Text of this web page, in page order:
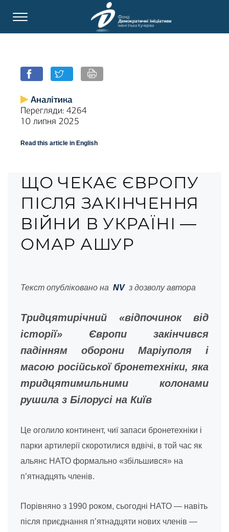
Аналітика
Перегляди: 4264
10 липня 2025
Read this article in English
ЩО ЧЕКАЄ ЄВРОПУ
ПІСЛЯ ЗАКІНЧЕННЯ
ВІЙНИ В УКРАЇНІ —
ОМАР АШУР
Текст опубліковано на NV з дозволу автора
Тридцятирічний «відпочинок від
історії» Європи закінчився
падінням оборони Маріуполя і
масою російської бронетехніки, яка
тридцятимильними колонами
рушила з Білорусі на Київ
Це оголило континент, чиї запаси бронетехніки і
парки артилерії скоротилися вдвічі, в той час як
альянс НАТО формально «збільшився» на
п’ятнадцять членів.
Порівняно з 1990 роком, сьогодні НАТО — навіть
після приєднання п’ятнадцяти нових членів —